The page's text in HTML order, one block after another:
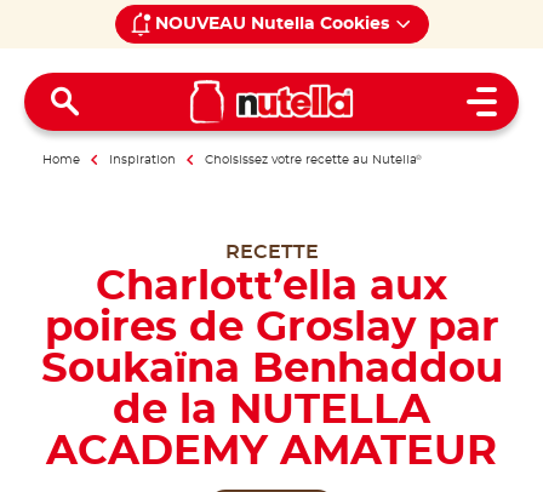
NOUVEAU Nutella Cookies
Open
Home Inspiration Choisissez votre recette au Nutella®
RECETTE
Charlott’ella aux
poires de Groslay par
Soukaïna Benhaddou
de la NUTELLA
ACADEMY AMATEUR